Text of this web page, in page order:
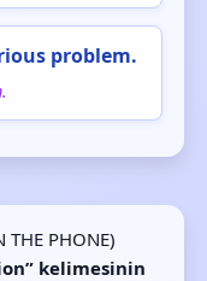
problem.
THE PHONE)
kelimesinin